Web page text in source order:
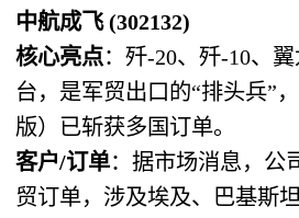
中航成飞 (302132)
核心亮点：歼-20、歼-10、
台，是军贸出口的“排头兵”
版）已斩获多国订单。
客户/订单：据市场消息，公
贸订单，涉及埃及、巴基斯